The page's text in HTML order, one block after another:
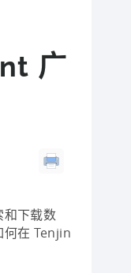
广
和下载数
何在 Tenjin